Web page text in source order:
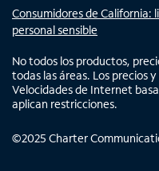
Consumidores de California:
personal sensible
No todos los productos,
todas las áreas. Los precios
Velocidades de Internet
aplican restricciones.
©2025 Charter